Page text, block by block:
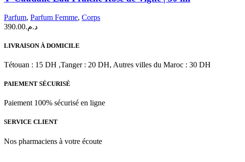
Eau
Rose
de
|
ml
Parfum, Parfum Femme, Corps
د.م.390.00
LIVRAISON À DOMICILE
Tétouan : 15 DH ,Tanger : 20 DH, Autres villes du Maroc : 30 DH
PAIEMENT SÉCURISÉ
Paiement 100% sécurisé en ligne
SERVICE CLIENT
Nos pharmaciens à votre écoute